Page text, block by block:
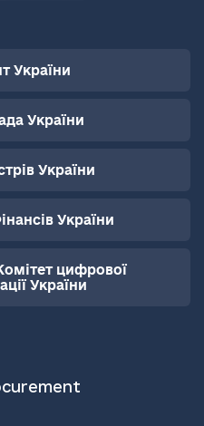
України
України
України
України
цифрової
України